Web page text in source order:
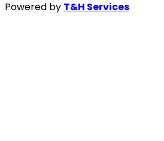
Powered by T&H Services